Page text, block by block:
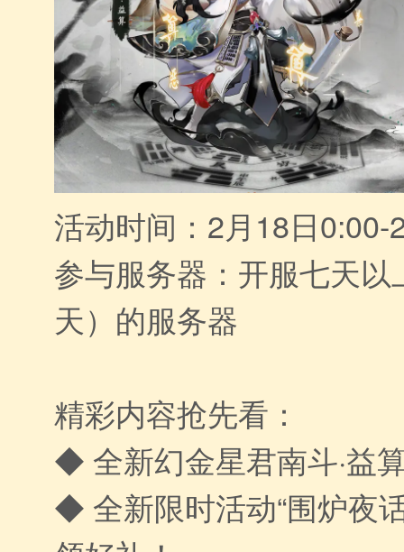
活动时间：2月18日0:00-
参与服务器：开服七天
天）的服务器
精彩内容抢先看：
◆ 全新幻金星君南斗·益
◆ 全新限时活动“围炉夜